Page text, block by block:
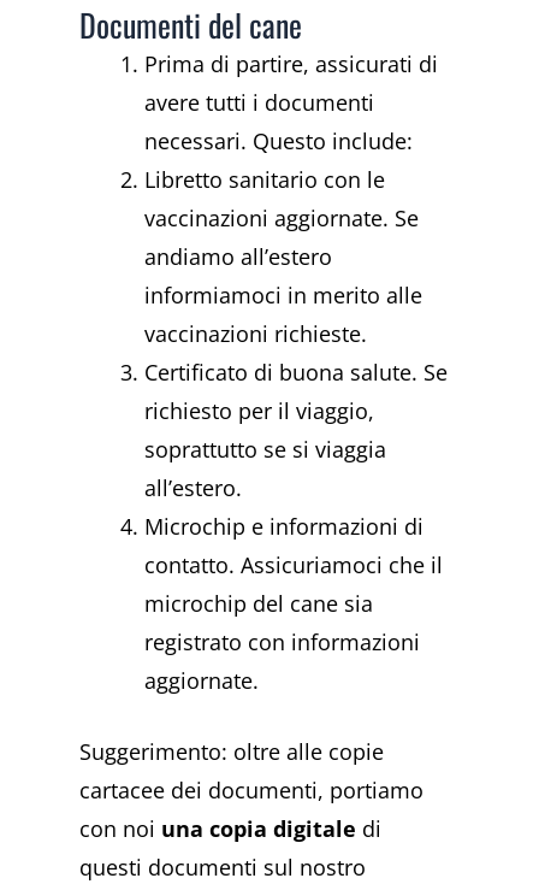
Documenti del cane
Prima di partire, assicurati di
avere tutti i documenti
necessari. Questo include:
Libretto sanitario con le
vaccinazioni aggiornate. Se
andiamo all’estero
informiamoci in merito alle
vaccinazioni richieste.
Certificato di buona salute. Se
richiesto per il viaggio,
soprattutto se si viaggia
all’estero.
Microchip e informazioni di
contatto. Assicuriamoci che il
microchip del cane sia
registrato con informazioni
aggiornate.
Suggerimento: oltre alle copie
cartacee dei documenti, portiamo
con noi una copia digitale di
questi documenti sul nostro